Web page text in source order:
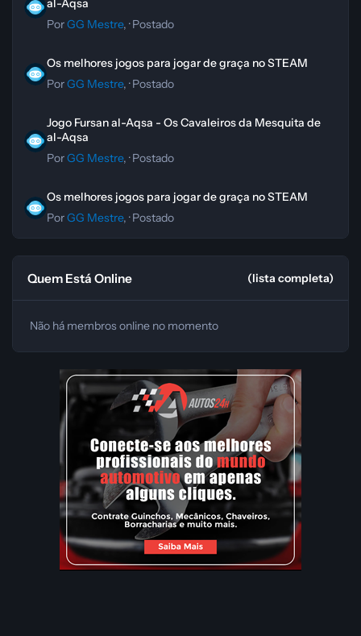
al-Aqsa
PorGG Mestre, ·Postado
Os melhores jogos para jogar de graça no STEAM
PorGG Mestre, ·Postado
Jogo Fursan al-Aqsa - Os Cavaleiros da Mesquita de
al-Aqsa
PorGG Mestre, ·Postado
Os melhores jogos para jogar de graça no STEAM
PorGG Mestre, ·Postado
Quem Está Online (lista completa)
Não há membros online no momento